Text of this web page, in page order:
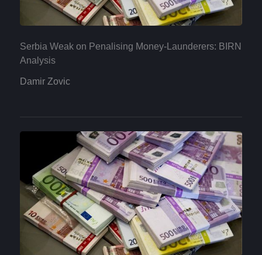
Serbia Weak on Penalising Money-Launderers: BIRN
Analysis
Damir Zovic